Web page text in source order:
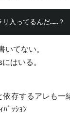
てない。
はいる。
依存するアレも一
ﾊﾟｯｼｮﾝ